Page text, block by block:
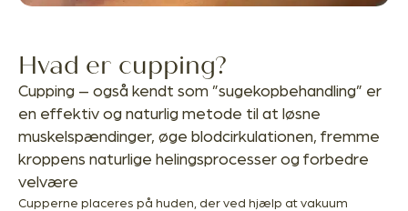
Hvad er cupping?
Cupping – også kendt som ”sugekopbehandling” er
en effektiv og naturlig metode til at løsne
muskelspændinger, øge blodcirkulationen, fremme
kroppens naturlige helingsprocesser og forbedre
velvære
Cupperne placeres på huden, der ved hjælp at vakuum